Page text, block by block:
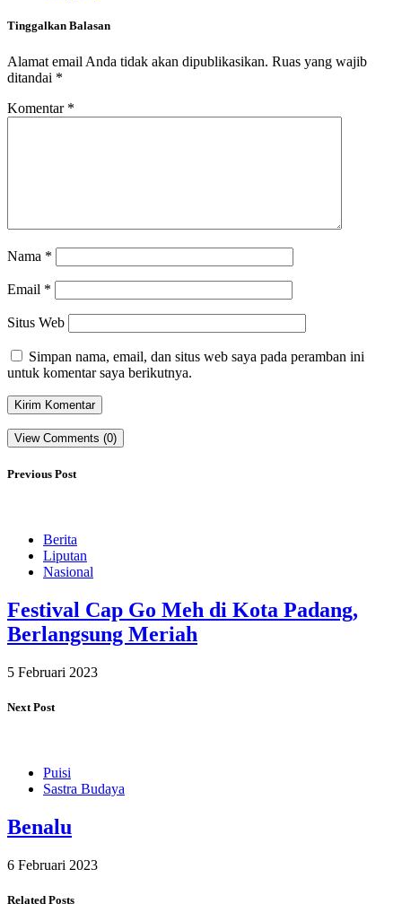
Tinggalkan Balasan
Alamat email Anda tidak akan dipublikasikan. Ruas yang wajib
ditandai *
Komentar *
Nama *
Email *
Situs Web
Simpan nama, email, dan situs web saya pada peramban ini
untuk komentar saya berikutnya.
View Comments (0)
Previous Post
Berita
Liputan
Nasional
Festival Cap Go Meh di Kota Padang,
Berlangsung Meriah
5 Februari 2023
Next Post
Puisi
Sastra Budaya
Benalu
6 Februari 2023
Related Posts